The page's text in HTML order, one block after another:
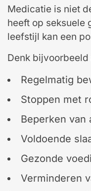
Medicatie is niet
heeft op seksuele
leefstijl kan een
Denk bijvoorbeeld
Regelmatig
Stoppen met
Beperken van
Voldoende
Gezonde
Verminderen